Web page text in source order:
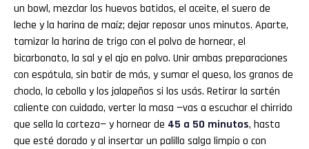
un bowl, mezclar los huevos batidos, el aceite, el suero de
leche y la harina de maíz; dejar reposar unos minutos. Aparte,
tamizar la harina de trigo con el polvo de hornear, el
bicarbonato, la sal y el ajo en polvo. Unir ambas preparaciones
con espátula, sin batir de más, y sumar el queso, los granos de
choclo, la cebolla y los jalapeños si los usás. Retirar la sartén
caliente con cuidado, verter la masa —vas a escuchar el chirrido
que sella la corteza— y hornear de 45 a 50 minutos, hasta
que esté dorado y al insertar un palillo salga limpio o con